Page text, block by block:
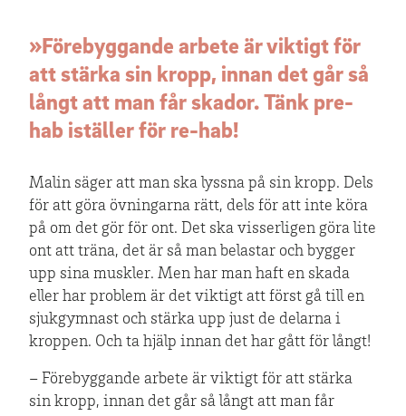
»Förebyggande arbete är viktigt för
att stärka sin kropp, innan det går så
långt att man får skador. Tänk pre-
hab iställer för re-hab!
Malin säger att man ska lyssna på sin kropp. Dels
för att göra övningarna rätt, dels för att inte köra
på om det gör för ont. Det ska visserligen göra lite
ont att träna, det är så man belastar och bygger
upp sina muskler. Men har man haft en skada
eller har problem är det viktigt att först gå till en
sjukgymnast och stärka upp just de delarna i
kroppen. Och ta hjälp innan det har gått för långt!
– Förebyggande arbete är viktigt för att stärka
sin kropp, innan det går så långt att man får